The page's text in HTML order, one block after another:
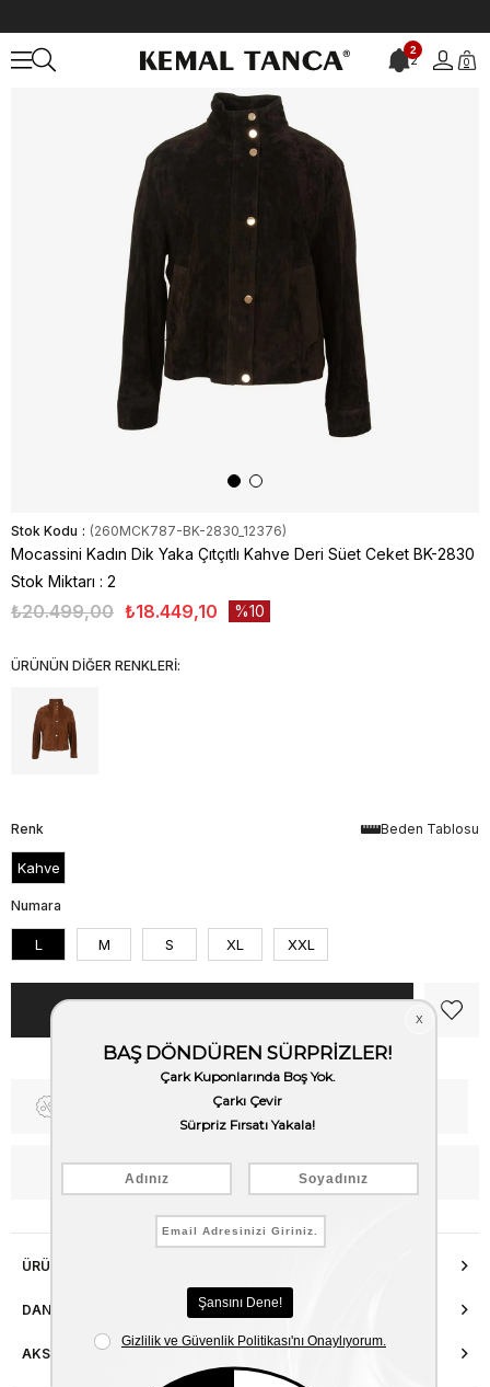
2
2 0
Stok Kodu (260MCK787-BK-2830_12376)
Mocassini Kadın Dik Yaka Çıtçıtlı Kahve Deri Süet Ceket BK-2830
Stok Miktarı : 2
₺20.499,00 ₺18.449,10 10
ÜRÜNÜN DİĞER RENKLERİ:
Beden Tablosu
Renk
Kahve
Numara
L M S XL XXL
Fiyat Düşünce Haber Ver
WhatsApp’tan Bilgi Al
ÜRÜN ÖZELLIKLERI
DANIŞMA HATTI
AKSESUAR ONARIMI